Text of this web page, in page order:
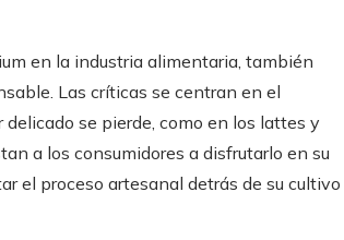
en la industria alimentaria, también
Las críticas se centran en el
se pierde, como en los lattes y
a los consumidores a disfrutarlo en su
el proceso artesanal detrás de su cultivo